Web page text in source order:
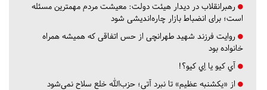
رهبرانقلاب در دیدار هیئت دولت: معیشت مردم مهمترین مسئله
است؛ برای انضباط بازار چاره‌اندیشی شود
روایت فرزند شهید طهرانچی از حس اتفاقی که همیشه همراه
خانواده بود
آي كيو يا اِي كيو؟!
از «یکشنبه عظیم» تا نبرد آتی؛ حزب‌الله خلع سلاح نمی‌شود